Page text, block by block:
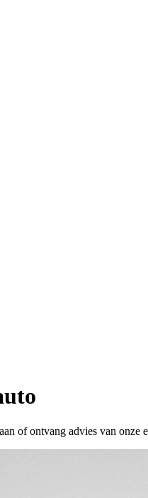
of ontvang advies van